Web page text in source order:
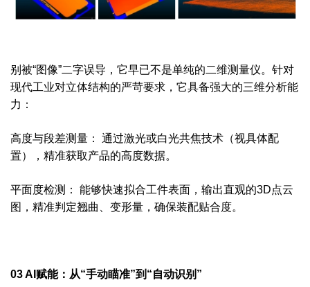
别被“图像”二字误导，它早已不是单纯的二维测量仪。针对
现代工业对立体结构的严苛要求，它具备强大的三维分析能
力：
高度与段差测量： 通过激光或白光共焦技术（视具体配
置），精准获取产品的高度数据。
平面度检测： 能够快速拟合工件表面，输出直观的3D点云
图，精准判定翘曲、变形量，确保装配贴合度。
03 AI赋能：从“手动瞄准”到“自动识别”